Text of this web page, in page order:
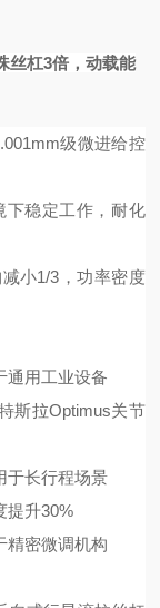
丝杠3倍，动载能
级微进给控
稳定工作，耐化
小1/3，功率密度
通用工业设备
斯拉Optimus关节
于长行程场景
提升30%
精密微调机构